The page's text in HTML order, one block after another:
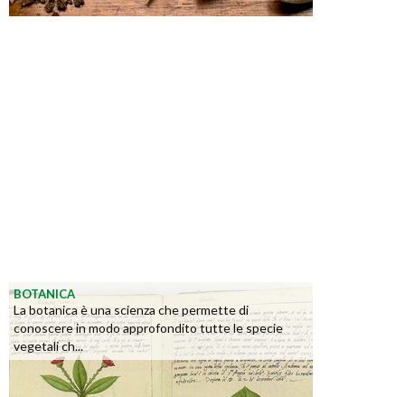
BOTANICA
La botanica è una scienza che permette di
conoscere in modo approfondito tutte le specie
vegetali ch...